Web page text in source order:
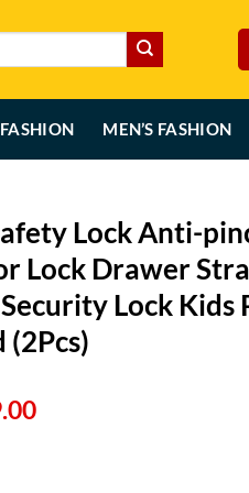
MEN’S FASHION
Lock Anti-
Lock Drawer
Lock Kids
(2Pcs)
Current
Anti-pinch Toddler Cabinet Door